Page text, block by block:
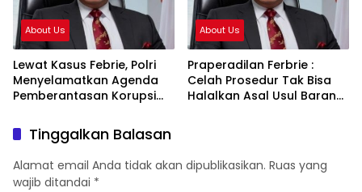
About Us
Lewat Kasus Febrie, Polri
Menyelamatkan Agenda
Pemberantasan Korupsi
About Us
Praperadilan Ferbrie :
Celah Prosedur Tak Bisa
Halalkan Asal Usul Barang
Tinggalkan Balasan
Alamat email Anda tidak akan dipublikasikan. Ruas yang
wajib ditandai *